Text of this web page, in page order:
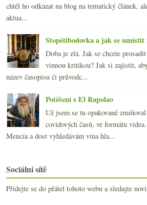
chtěl ho odkázat na blog na tematický článek,
aktua...
Stopětibodovka a jak se
Doba je zlá. Jak se chcete
vinnou kritikou? Jak si zajistit,
název časopisu či průvodc...
Potěšení s El Rapolao
Už jsem se tu opakovaně
covidových časů, ve formátu
Mencía a dost vyhledávám vína hla...
Sociální sítě
Přidejte se do přátel tohoto webu a sledujte